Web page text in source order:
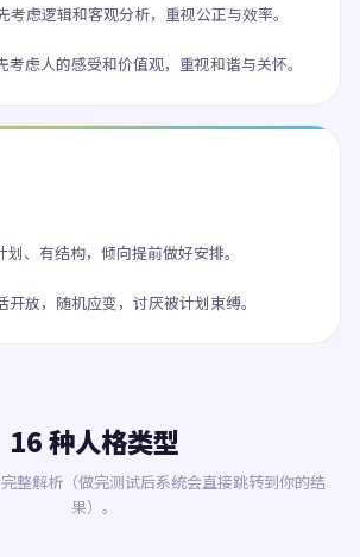
考虑逻辑和客观分析，重视公正与效率。
考虑人的感受和价值观，重视和谐与关怀。
划、有结构，倾向提前做好安排。
开放，随机应变，讨厌被计划束缚。
16 种人格类型
整解析（做完测试后系统会直接跳转到你的结
果）。